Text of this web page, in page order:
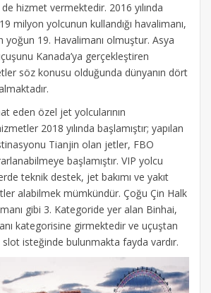
hizmet vermektedir. 2016 yılında
milyon yolcunun kullandığı havalimanı,
yoğun 19. Havalimanı olmuştur. Asya
Kanada’ya gerçekleştiren
söz konusu olduğunda dünyanın dört
eden özel jet yolcularının
2018 yılında başlamıştır; yapılan
Tianjin olan jetler, FBO
başlamıştır. VIP yolcu
teknik destek, jet bakımı ve yakıt
alabilmek mümkündür. Çoğu Çin Halk
gibi 3. Kategoride yer alan Binhai,
kategorisine girmektedir ve uçuştan
isteğinde bulunmakta fayda vardır.